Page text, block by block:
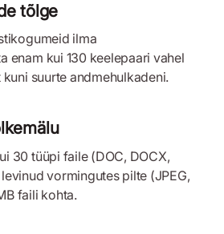
tõlge
ilma
enam kui 130 keelepaari vahel
suurte andmehulkadeni.
30 tüüpi faile (DOC, DOCX,
levinud vormingutes pilte (JPEG,
faili kohta.